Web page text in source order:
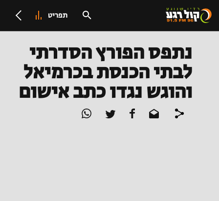
תפריט
נתפס הפורץ הסדרתי
לבתי הכנסת בכרמיאל
והוגש נגדו כתב אישום